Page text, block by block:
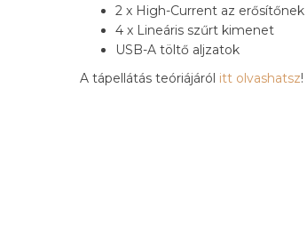
2 x High-Current az erősítőnek
4 x Lineáris szűrt kimenet
USB-A töltő aljzatok
A tápellátás teóriájáról itt olvashatsz!